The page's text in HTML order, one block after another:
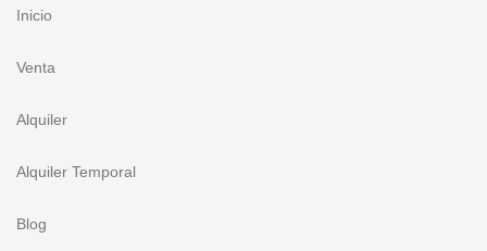
Inicio
Venta
Alquiler
Alquiler Temporal
Blog